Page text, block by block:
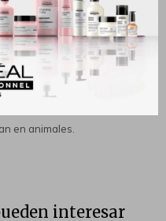
de Cupuaçu y manteca de
este maquillaje para la piel
y provitaminas que
piel.
para ojos, lápices
en animales.
interesar